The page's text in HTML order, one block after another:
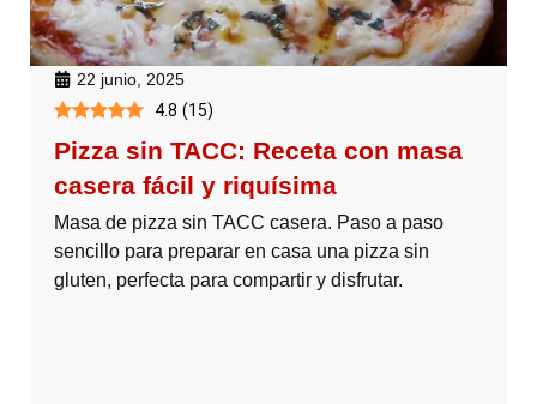
22 junio, 2025
4.8 (15)
Pizza sin TACC: Receta con masa
casera fácil y riquísima
Masa de pizza sin TACC casera. Paso a paso
sencillo para preparar en casa una pizza sin
gluten, perfecta para compartir y disfrutar.